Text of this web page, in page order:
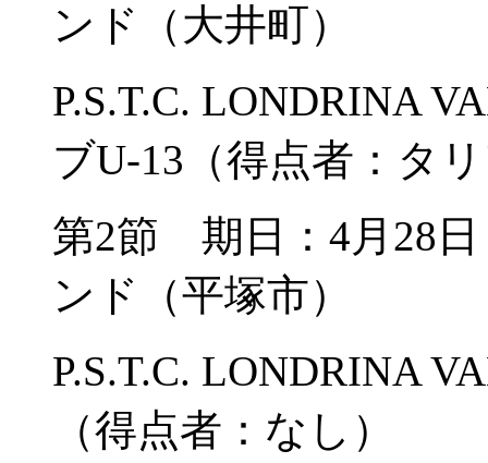
ンド（大井町）
P.S.T.C. LONDRINA
ブU-13（得点者：タ
第2節 期日：4月28
ンド（平塚市）
P.S.T.C. LONDRINA
（得点者：なし）